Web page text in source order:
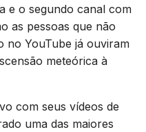
e o segundo canal com
as pessoas que não
no YouTube já ouviram
meteórica à
com seus vídeos de
uma das maiores